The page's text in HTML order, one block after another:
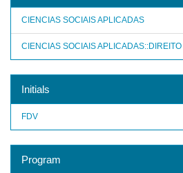
CIENCIAS SOCIAIS APLICADAS
CIENCIAS SOCIAIS APLICADAS::DIREITO
Initials
FDV
Program